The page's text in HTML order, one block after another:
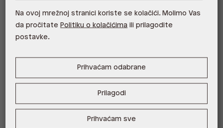
dana 66,50 €
Cijena s -20% u košarici 26,60
€. Štediš 6,65 €!
dana 68,60 €
Cijena s -20% u košarici 27,44 €.
Štediš 6,86 €!
%
%
Na ovoj mrežnoj stranici koriste se kolačići. Molimo Vas
da pročitate Politiku o kolačićima ili prilagodite
postavke.
Prihvaćam odabrane
Prilagodi
Prihvaćam sve